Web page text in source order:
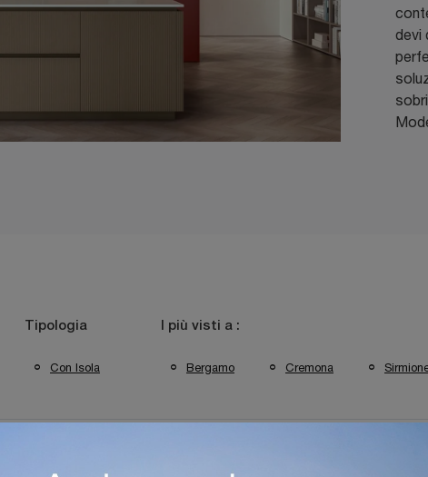
devi
Tipologia
Con Isola
I più visti a :
Bergamo Cremona